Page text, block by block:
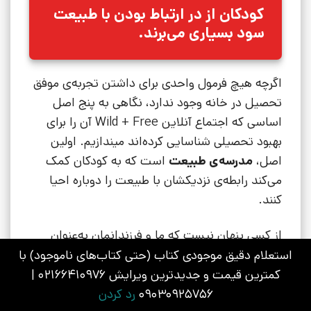
استعلام دقیق موجودی کتاب (حتی کتاب‌های ناموجود) با
کمترین قیمت و جدیدترین ویرایش 02166410976 |
09030925756 رد کردن
کودکان از در ارتباط بودن با طبیعت
سود بسیاری می‌برند.
اگرچه هیچ فرمول واحدی برای داشتن تجربه‌ی موفق
تحصیل در خانه وجود ندارد، نگاهی به پنج اصل
اساسی که اجتماع آنلاین Wild + Free آن را برای
بهبود تحصیلی شناسایی کرده‌اند میندازیم. اولین
اصل، مدرسه‌ی طبیعت است که به کودکان کمک
می‌کند رابطه‌ی نزدیکشان با طبیعت را دوباره احیا
کنند.
از کسی پنهان نیست که ما و فرزندانمان به‌عنوان
اعضای یک جامعه، روزبه‌روز فاصله‌ی بیشتری از
طبیعت می‌گیریم و به‌صورت سیستماتیک، محیط‌های
طبیعی را با محیط‌های مصنوعی عوض کرده ایم: چمن